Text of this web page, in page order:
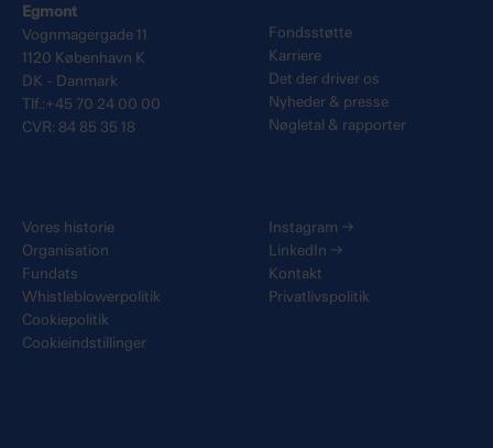
Egmont
Vognmagergade 11
1120 København K
DK - Danmark
Tlf.:+45 70 24 00 00
CVR: 84 85 35 18
Fondsstøtte
Karriere
Det der driver os
Nyheder & presse
Nøgletal & rapporter
Vores historie
Organisation
Fundats
Whistleblowerpolitik
Cookiepolitik
Cookieindstillinger
Instagram →
LinkedIn →
Kontakt
Privatlivspolitik